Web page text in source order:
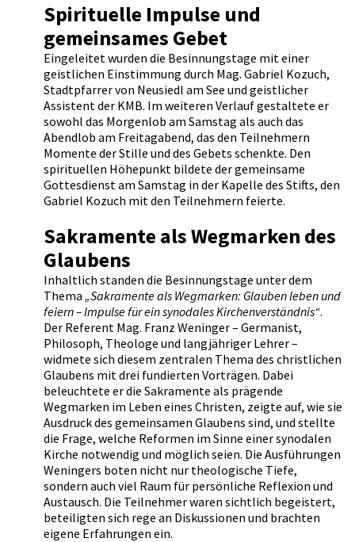
Spirituelle Impulse und
gemeinsames Gebet
Eingeleitet wurden die Besinnungstage mit einer
geistlichen Einstimmung durch Mag. Gabriel Kozuch,
Stadtpfarrer von Neusiedl am See und geistlicher
Assistent der KMB. Im weiteren Verlauf gestaltete er
sowohl das Morgenlob am Samstag als auch das
Abendlob am Freitagabend, das den Teilnehmern
Momente der Stille und des Gebets schenkte. Den
spirituellen Höhepunkt bildete der gemeinsame
Gottesdienst am Samstag in der Kapelle des Stifts, den
Gabriel Kozuch mit den Teilnehmern feierte.
Sakramente als Wegmarken des
Glaubens
Inhaltlich standen die Besinnungstage unter dem
Thema „Sakramente als Wegmarken: Glauben leben und
feiern – Impulse für ein synodales Kirchenverständnis“.
Der Referent Mag. Franz Weninger – Germanist,
Philosoph, Theologe und langjähriger Lehrer –
widmete sich diesem zentralen Thema des christlichen
Glaubens mit drei fundierten Vorträgen. Dabei
beleuchtete er die Sakramente als prägende
Wegmarken im Leben eines Christen, zeigte auf, wie sie
Ausdruck des gemeinsamen Glaubens sind, und stellte
die Frage, welche Reformen im Sinne einer synodalen
Kirche notwendig und möglich seien. Die Ausführungen
Weningers boten nicht nur theologische Tiefe,
sondern auch viel Raum für persönliche Reflexion und
Austausch. Die Teilnehmer waren sichtlich begeistert,
beteiligten sich rege an Diskussionen und brachten
eigene Erfahrungen ein.